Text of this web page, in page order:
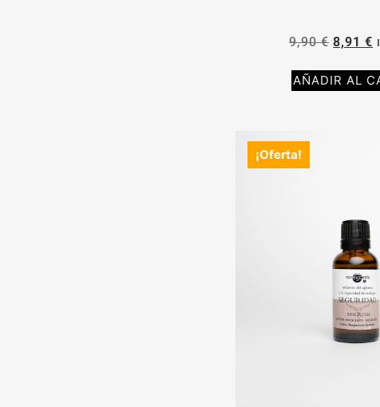
9,90€ 8,91€
AÑADIR AL
¡Oferta!